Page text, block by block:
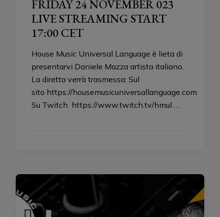
FRIDAY 24 NOVEMBER 023
LIVE STREAMING START
17:00 CET
House Music Universal Language è lieta di
presentarvi Daniele Mazza artista italiano.
La diretta verrà trasmessa: Sul
sito https://housemusicuniversallanguage.com
Su Twitch https://www.twitch.tv/hmul …